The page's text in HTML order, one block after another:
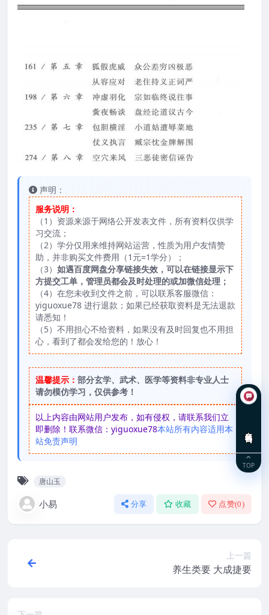
声明：
服务说明：
（1）资源来源于网络公开发表文件，所有资料仅供学
习交流；
（2）学分仅用来维持网站运营，性质为用户友情赞
助，并非购买文件费用（1元=1学分）；
（3） 如遇百度网盘分享链接失效，可以在链接显示下
方提交工单，管理员都会及时处理的或加微信处理；
（4）在您未收到文件之前，可以联系客服微信：
yiguoxue78 进行退款；如果已经获取资料是无法退款
请悉知！
（5）不用担心不给资料，如果没有及时回复也不用担
心，看到了都会发给您的！放心！
温馨提示： 部分玄学、武术、医学等资料非专业人士
请勿模仿学习，仅供参考！
以上内容由网站用户发布，如有侵权，请联系我们立
即删除！联系微信：yiguoxue78本站所有内容适用本
站免责声明
唐山玉
小易 分享 收藏 点赞(0)
上一篇
养生类要 大成捷要
TOP